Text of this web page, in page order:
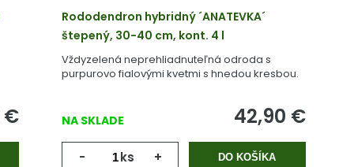
€
Rododendron hybridný ´ANATEVKA´
štepený, 30-40 cm, kont. 4 l
Vždyzelená neprehliadnuteľná odroda s
purpurovo fialovými kvetmi s hnedou kresbou.
NA SKLADE 42,90 €
- ks + DO KOŠÍKA